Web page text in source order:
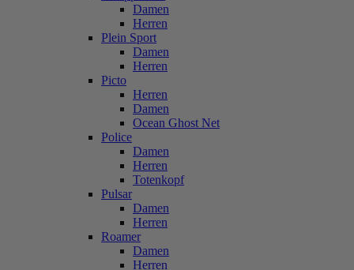
Damen
Herren
Plein Sport
Damen
Herren
Picto
Herren
Damen
Ocean Ghost Net
Police
Damen
Herren
Totenkopf
Pulsar
Damen
Herren
Roamer
Damen
Herren